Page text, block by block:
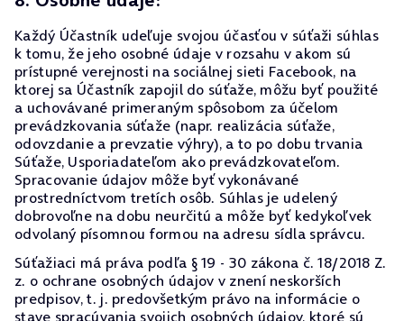
Každý Účastník udeľuje svojou účasťou v súťaži súhlas
k tomu, že jeho osobné údaje v rozsahu v akom sú
prístupné verejnosti na sociálnej sieti Facebook, na
ktorej sa Účastník zapojil do súťaže, môžu byť použité
a uchovávané primeraným spôsobom za účelom
prevádzkovania súťaže (napr. realizácia súťaže,
odovzdanie a prevzatie výhry), a to po dobu trvania
Súťaže, Usporiadateľom ako prevádzkovateľom.
Spracovanie údajov môže byť vykonávané
prostredníctvom tretích osôb. Súhlas je udelený
dobrovoľne na dobu neurčitú a môže byť kedykoľvek
odvolaný písomnou formou na adresu sídla správcu.
Súťažiaci má práva podľa § 19 - 30 zákona č. 18/2018 Z.
z. o ochrane osobných údajov v znení neskorších
predpisov, t. j. predovšetkým právo na informácie o
stave spracúvania svojich osobných údajov, ktoré sú